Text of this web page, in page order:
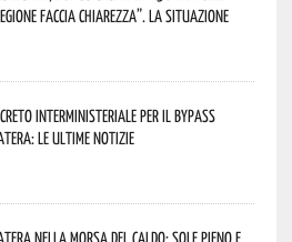
faccia chiarezza”. La situazione
interministeriale per il Bypass
le ultime notizie
nella morsa del caldo: sole pieno e